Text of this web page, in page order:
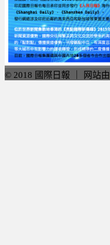
© 2018 國際日報 ｜ 网站由